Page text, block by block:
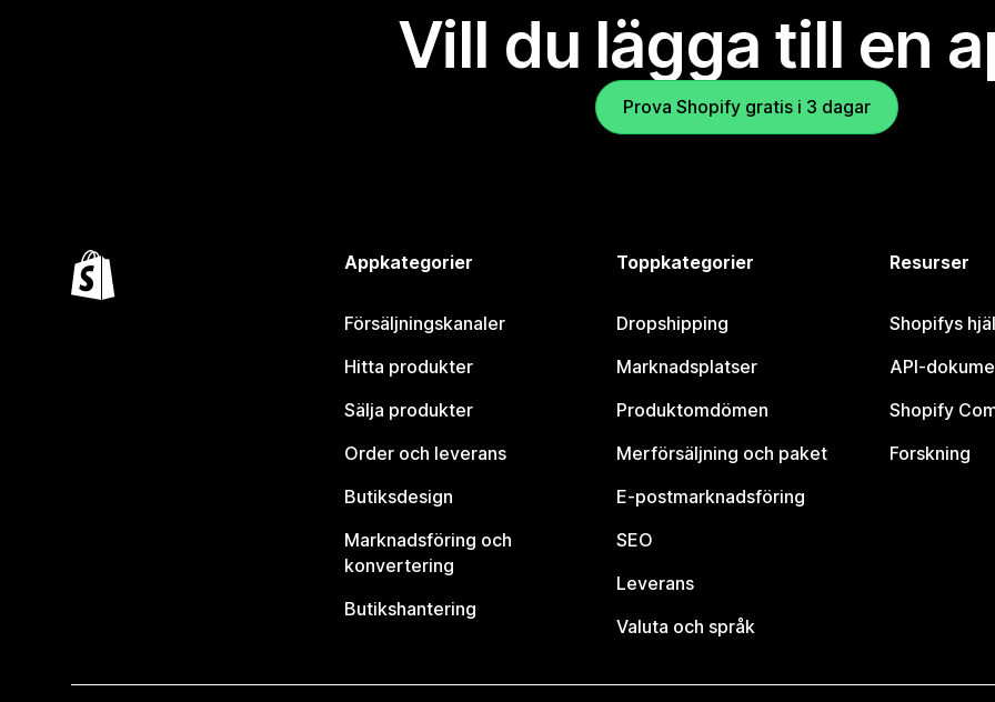
Vill du lägga till en
Prova Shopify gratis i 3 dagar
Appkategorier
Försäljningskanaler
Hitta produkter
Sälja produkter
Order och leverans
Butiksdesign
Marknadsföring och
konvertering
Butikshantering
Toppkategorier
Dropshipping
Marknadsplatser
Produktomdömen
Merförsäljning och paket
E-postmarknadsföring
SEO
Leverans
Valuta och språk
Resurser
Shopifys
API-
Shopify
Forskning